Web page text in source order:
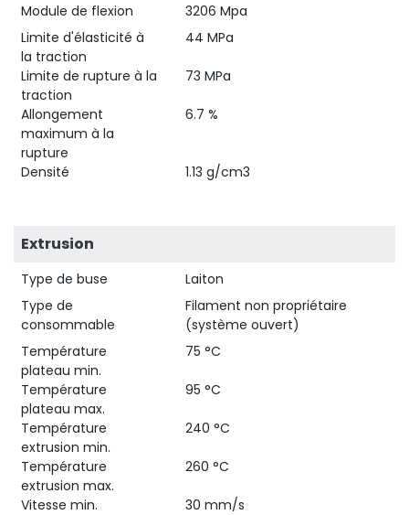
Module de flexion
3206 Mpa
Limite d'élasticité à
la traction
44 MPa
Limite de rupture à la
traction
73 MPa
Allongement
maximum à la
rupture
6.7 %
Densité 1.13 g/cm3
Extrusion
Type de buse
Laiton
Type de
consommable
Filament non propriétaire
(système ouvert)
Température
plateau min.
75 °C
Température
plateau max.
95 °C
Température
extrusion min.
240 °C
Température
extrusion max.
260 °C
Vitesse min.
30 mm/s